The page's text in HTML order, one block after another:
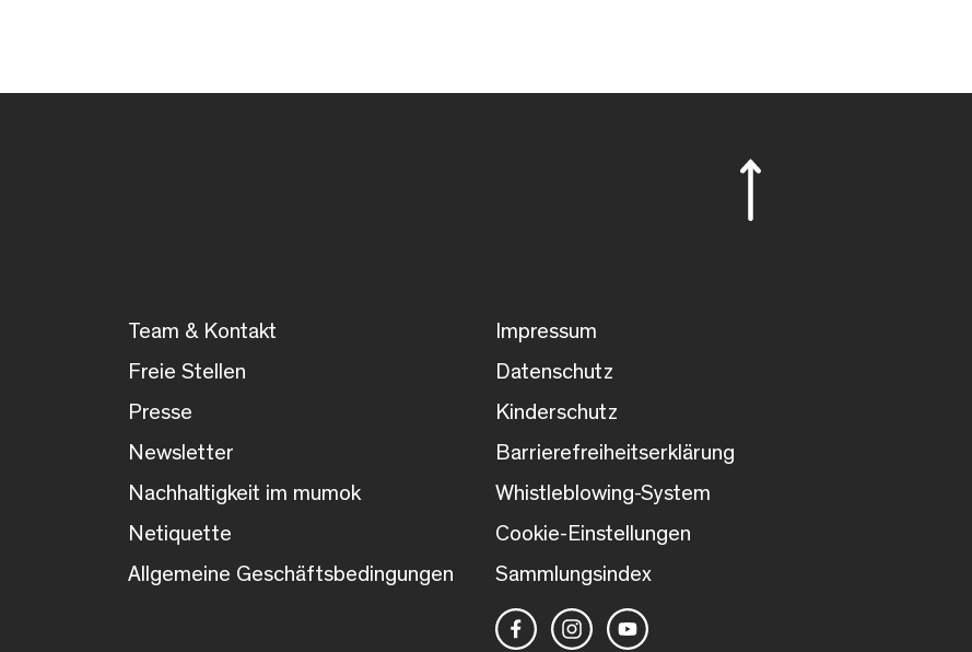
Team & Kontakt
Freie Stellen
Presse
Newsletter
Nachhaltigkeit im mumok
Netiquette
Allgemeine Geschäftsbedingungen
Impressum
Datenschutz
Kinderschutz
Barrierefreiheitserklärung
Whistleblowing-System
Cookie-Einstellungen
Sammlungsindex